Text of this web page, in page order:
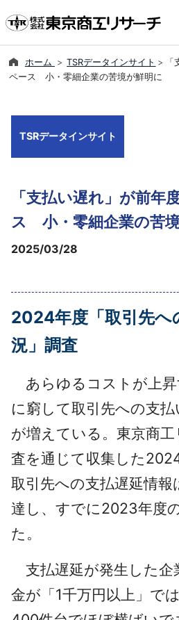
倒産・注目企
会社案内
導入事例
採用情報
English
ホーム TSRデータインサイト
ペース 小・零細企業の苦境が鮮明に
TSRデータインサイト
「支払い遅れ」が前年
ス 小・零細企業の苦
2025/03/28
2024年度「取引先へ
況」調査
あらゆるコストが上昇
に窮して取引先への支
が増えている。東京商
査を通じて収集した
取引先への支払遅延情報
達し、すでに2023年度の
た。
支払遅延が発生した企
金が「1千万円以上」で